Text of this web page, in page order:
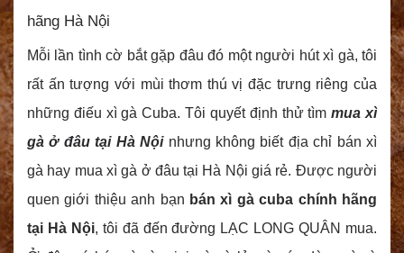
hãng Hà Nội
Mỗi lần tình cờ bắt gặp đâu đó một người hút xì gà, tôi
rất ấn tượng với mùi thơm thú vị đặc trưng riêng của
những điếu xì gà Cuba. Tôi quyết định thử tìm mua xì
gà ở đâu tại Hà Nộinhưng không biết địa chỉ bán xì
gà hay mua xì gà ở đâu tại Hà Nội giá rẻ. Được người
quen giới thiệu anh bạn bán xì gà cuba chính hãng
tại Hà Nội, tôi đã đến đường LẠC LONG QUÂN mua.